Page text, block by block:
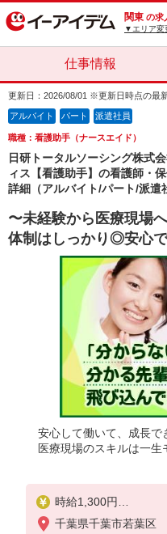
関東 の求
▼エリア変
仕事情報
更新日：2026/08/01 ※更新日時点の最
アルバイト パート 派遣社員
職種：看護助手（ナースエイド）
日研トータルソーシング株式
ィス【看護助手】の看護師・
詳細（アルバイト/パート/派遣
〜未経験から医療現場
体制はしっかり◎安心
安心して働いて、成長
医療現場のスキルは一生
時給1,300円
★週払いOK（規定あ
千葉県千葉市若葉区